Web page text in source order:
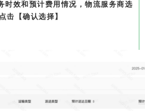
时效和预计费用情况，物流服务商选
击【确认选择】